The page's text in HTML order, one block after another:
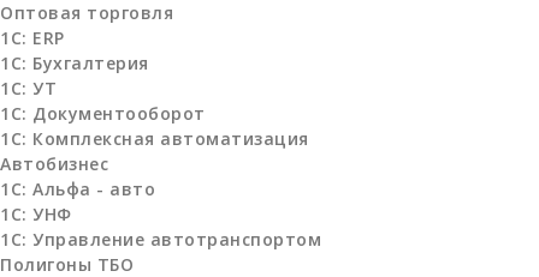
Оптовая торговля
1C: ERP
1С: Бухгалтерия
1С: УТ
1С: Документооборот
1С: Комплексная автоматизация
Автобизнес
1С: Альфа - авто
1С: УНФ
1С: Управление автотранспортом
Полигоны ТБО